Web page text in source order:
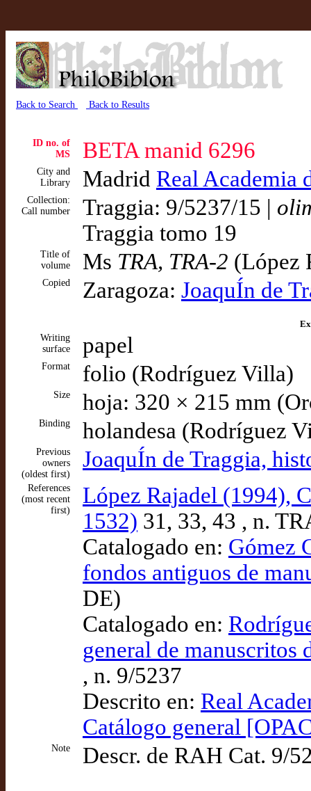
Back to Search Back to Results
ID no. of
MS
BETA manid 6296
City and
Library
Madrid Real Academia
Collection:
Call number
Traggia: 9/5237/15 |
Traggia tomo 19
Title of
volume
Ms TRA, TRA-2 (López
Copied Zaragoza: JoaquÍn de
Writing
surface
papel
Format folio (Rodríguez Villa)
Size hoja: 320 × 215 mm
Binding holandesa (Rodríguez
Previous
owners
(oldest first)
JoaquÍn de Traggia,
References
(most recent
first)
López Rajadel (1994),
1532) 31, 33, 43 , n.
Catalogado en: Gómez
fondos antiguos de
DE)
Catalogado en:
general de manuscritos
, n. 9/5237
Descrito en: Real
Catálogo general
Note Descr. de RAH Cat. 9/